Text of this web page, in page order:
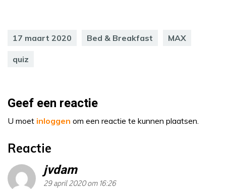
17 maart 2020 Bed & Breakfast MAX
quiz
Geef een reactie
U moet inloggen om een reactie te kunnen plaatsen.
Reactie
jvdam
29 april 2020 om 16:26